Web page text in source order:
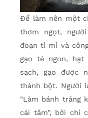
Để làm nên một
thơm ngọt,
đoạn tỉ mỉ và
gạo tẻ ngon, hạt
sạch, gạo được
thành bột. Người
“Làm bánh tráng
cái tâm”, bởi chỉ